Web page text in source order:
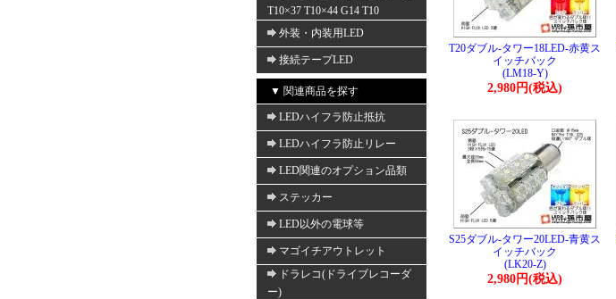
T10×37 T10×44 G14 T10
外装・内装用LED
接続テープLED
▼ 関連商品を探す
LEDハイフラ防止抵抗
LEDハイフラ防止リレー
LED関連のオプション品類
ステッカー
LED以外の電球等
マゴイチアウトレット
ドラレコ(ドライブレコーダ
ー)
T20ダブル-タワー18LED-赤黄ス
イッチバック
(LM18-Y)
2,980円(税込)
S25ダブル-タワー20LED-青黄ス
イッチバック
(LK20-Z)
2,980円(税込)